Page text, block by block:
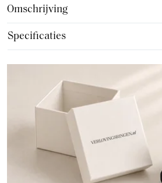
Omschrijving
Specificaties